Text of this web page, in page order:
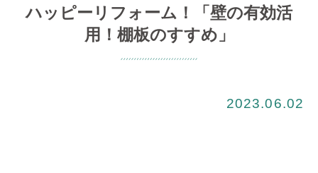
ハッピーリフォーム！「壁の有効活
用！棚板のすすめ」
2023.06.02